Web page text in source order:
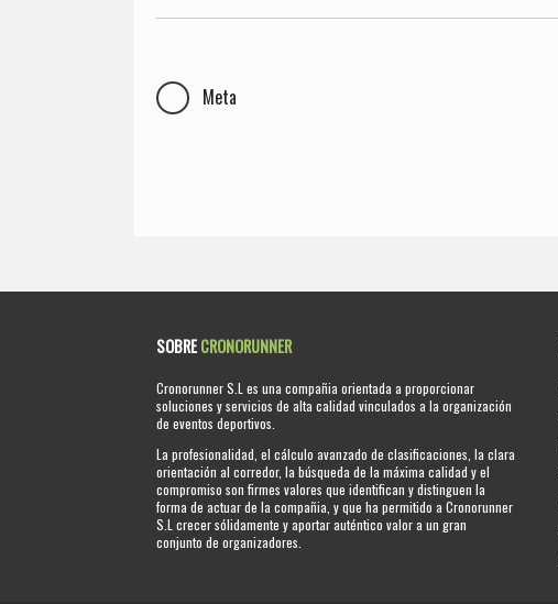
Meta
SOBRECRONORUNNER
Cronorunner S.L es una compañia orientada a proporcionar
soluciones y servicios de alta calidad vinculados a la organización
de eventos deportivos.
La profesionalidad, el cálculo avanzado de clasificaciones, la clara
orientación al corredor, la búsqueda de la máxima calidad y el
compromiso son firmes valores que identifican y distinguen la
forma de actuar de la compañia, y que ha permitido a Cronorunner
S.L crecer sólidamente y aportar auténtico valor a un gran
conjunto de organizadores.